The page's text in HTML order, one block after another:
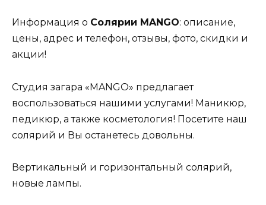
Информация о Солярии MANGO: описание,
цены, адрес и телефон, отзывы, фото, скидки и
акции!
Студия загара «MANGO» предлагает
воспользоваться нашими услугами! Маникюр,
педикюр, а также косметология! Посетите наш
солярий и Вы останетесь довольны.
Вертикальный и горизонтальный солярий,
новые лампы.